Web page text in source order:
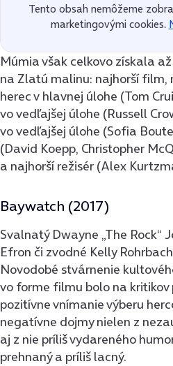
Tento obsah nemôžeme
marketingovými cookies.
Múmia však celkovo získala
na Zlatú malinu: najhorší film,
herec v hlavnej úlohe (Tom
vo vedľajšej úlohe (Russell
vo vedľajšej úlohe (Sofia
(David Koepp, Christopher
a najhorší režisér (Alex
Baywatch (2017)
Svalnatý Dwayne „The Rock“
Efron či zvodné Kelly
Novodobé stvárnenie
vo forme filmu bolo na kritikov
pozitívne vnímanie výberu
negatívne dojmy nielen z
aj z nie príliš vydareného
prehnaný a príliš lacný.